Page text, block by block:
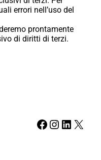
errori nell’uso del
prontamente
di diritti di terzi.
Facebook Instagram LinkedIn X